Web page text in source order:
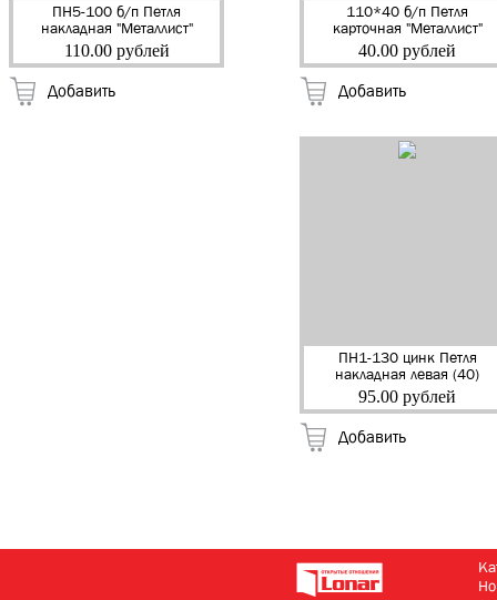
ПН5-100 б/п Петля
накладная "Металлист"
(Кунгур) (50)
110.00 рублей
Добавить
110*40 б/п Петля
карточная "Металлист"
(Кунгур) (100)
40.00 рублей
Добавить
ПН1-130 цинк Петля
накладная левая (40)
95.00 рублей
Добавить